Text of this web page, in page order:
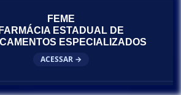
FEME
FARMÁCIA ESTADUAL DE
ESPECIALIZADOS
ACESSAR →